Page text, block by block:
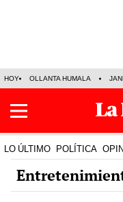
HOY OLLANTA HUMALA
LO ÚLTIMO POLÍTICA